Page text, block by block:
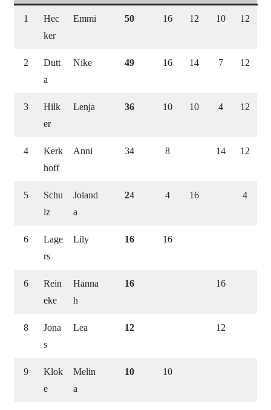
1
Hec
ker
Emmi 50 16 12 10 12
2
Dutt
a
Nike 49 16 14 7 12
3
Hilk
er
Lenja 36 10 10 4 12
4
Kerk
hoff
Anni 34 8 14 12
5
Schu
lz
Joland
a
24 4 16 4
6
Lage
rs
Lily 16 16
6
Rein
eke
Hanna
h
16 16
8
Jona
s
Lea 12 12
9
Klok
e
Melin
a
10 10